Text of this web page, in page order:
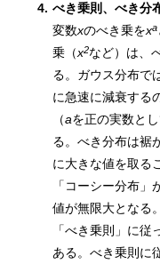
4. べき乗則、べき分
変数xのべき乗をxa
乗（x2など）は、
る。ガウス分布で
に急速に減衰する
（aを正の実数とし
る。べき分布は裾
に大きな値を取る
「コーシー分布
値が無限大となる
「べき乗則」に
ある。べき乗則に